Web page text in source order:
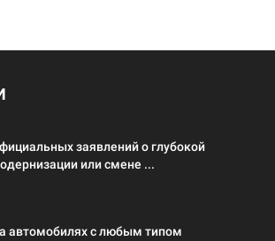
заявлений о глубокой
или смене ...
автомобилях с любым типом